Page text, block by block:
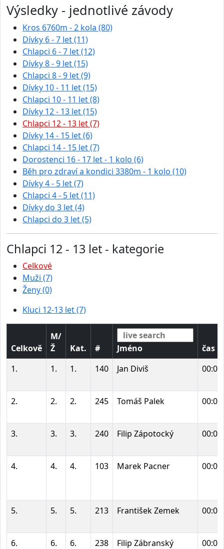
Výsledky - jednotlivé závody
Kros 6760m - 2 kola (80)
Dívky 6 - 7 let (11)
Chlapci 6 - 7 let (12)
Dívky 8 - 9 let (15)
Chlapci 8 - 9 let (9)
Dívky 10 - 11 let (15)
Chlapci 10 - 11 let (8)
Dívky 12 - 13 let (15)
Chlapci 12 - 13 let (7)
Dívky 14 - 15 let (6)
Chlapci 14 - 15 let (7)
Dorostenci 16 - 17 let - 1 kolo (6)
Běh pro zdraví a kondici 3380m - 1 kolo (10)
Dívky 4 - 5 let (7)
Chlapci 4 - 5 let (11)
Dívky do 3 let (4)
Chlapci do 3 let (5)
Chlapci 12 - 13 let - kategorie
Celkové
Muži (7)
Ženy (0)
Kluci 12-13 let (7)
Celkově
M/
Ž
Kat. # Jméno
čas
1.
1. 1. 140 Jan Diviš
2. 2. 2. 245 Tomáš Palek
3. 3. 3. 240 Filip Zápotocký
4. 4. 4. 103 Marek Pacner
5. 5. 5. 213 František Zemek
6. 6. 6. 238 Filip Zábranský